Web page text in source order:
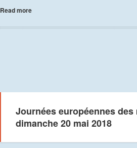
Read more
Journées européennes
dimanche 20 mai 2018